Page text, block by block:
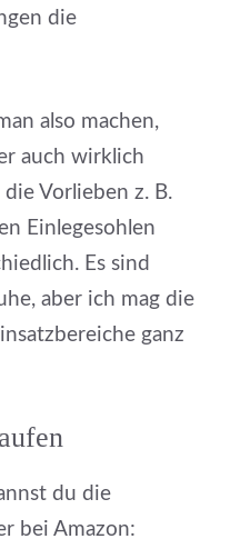
die
also machen,
auch wirklich
Vorlieben z. B.
Einlegesohlen
Es sind
aber ich mag die
ganz
du die
bei Amazon: